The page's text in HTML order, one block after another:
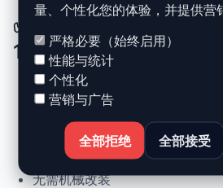
✅ Audi A4 - B8 Mk2 -
1.8 TFSI - 180ch Stage
动力提升高达 +30%，扭矩提升
正常驾驶下优化油耗
可随时恢复原厂设置
无需机械改装
量、个性化您的体验，并提供营
严格必要（始终启用）
性能与统计
个性化
营销与广告
全部拒绝 全部接受